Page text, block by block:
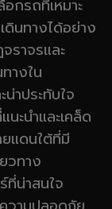
กรถที่เหมาะ
นทางได้อย่าง
ราจรและ
างใน
าประทับใจ
ะนำและเคล็ด
แดนใต้ที่มี
วทาง
น่าสนใจ